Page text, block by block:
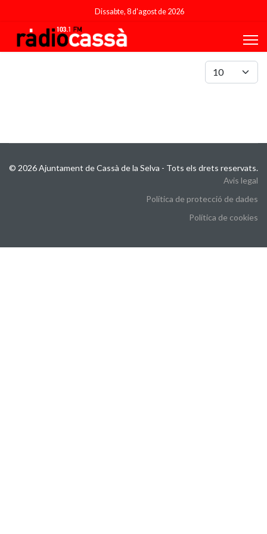
Dissabte, 8 d'agost de 2026
Mostrar #
© 2026 Ajuntament de Cassà de la Selva - Tots els drets reservats.
Avis legal
Política de protecció de dades
Política de cookies